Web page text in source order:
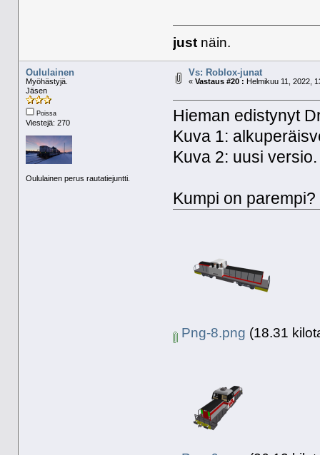
just näin.
Oululainen
Myöhästyjä.
Jäsen
Poissa
Viestejä: 270
Oululainen perus rautatiejuntti.
Vs: Roblox-junat
« Vastaus #20 : Helmikuu 11, 2022,
Hieman edistynyt
Kuva 1:
Kuva 2: uusi versio.
Kumpi on parempi?
Png-8.png (18.31